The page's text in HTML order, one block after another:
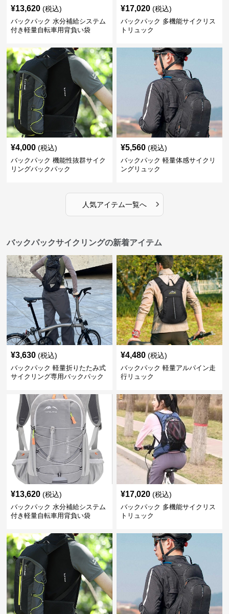
¥13,620 (税込)
バックパック 水分補給システム
付き軽量自転車用背負い袋
¥17,020 (税込)
バックパック 多機能サイクリス
トリュック
¥4,000 (税込)
バックパック 機能性抜群サイク
リングバックパック
¥5,560 (税込)
バックパック 軽量体感サイクリ
ングリュック
人気アイテム一覧へ ›
バックパックサイクリングの新着アイテム
¥3,630 (税込)
バックパック 軽量折りたたみ式
サイクリング専用バックパック
¥4,480 (税込)
バックパック 軽量アルパイン走
行リュック
¥13,620 (税込)
バックパック 水分補給システム
付き軽量自転車用背負い袋
¥17,020 (税込)
バックパック 多機能サイクリス
トリュック